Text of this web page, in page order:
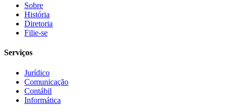
Sobre
História
Diretoria
Filie-se
Serviços
Jurídico
Comunicação
Contábil
Informática